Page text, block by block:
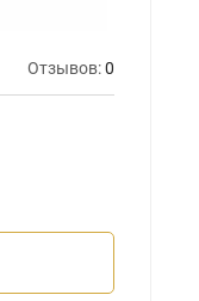
Отзывов:0